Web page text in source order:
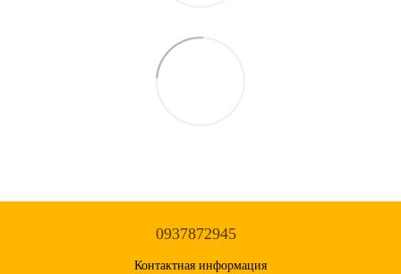
0937872945
Контактная информация